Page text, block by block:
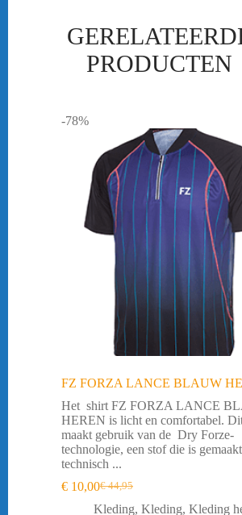
PRODUCTEN
-78%
FZ FORZA LANCE BLAUW
Het shirt FZ FORZA LANCE
HEREN is licht en comfortabel.
maakt gebruik van de Dry Forze-
technologie, een stof die is
technisch ...
€44,95
Oorspronkelijke
prijs
€ 10,00Huidige
prijs
Kleding, Kleding, Kleding